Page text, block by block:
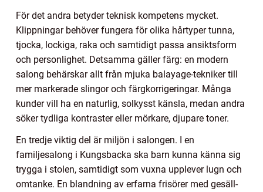
För det andra betyder teknisk kompetens mycket.
Klippningar behöver fungera för olika hårtyper tunna,
tjocka, lockiga, raka och samtidigt passa ansiktsform
och personlighet. Detsamma gäller färg: en modern
salong behärskar allt från mjuka balayage-tekniker till
mer markerade slingor och färgkorrigeringar. Många
kunder vill ha en naturlig, solkysst känsla, medan andra
söker tydliga kontraster eller mörkare, djupare toner.
En tredje viktig del är miljön i salongen. I en
familjesalong i Kungsbacka ska barn kunna känna sig
trygga i stolen, samtidigt som vuxna upplever lugn och
omtanke. En blandning av erfarna frisörer med gesäll-